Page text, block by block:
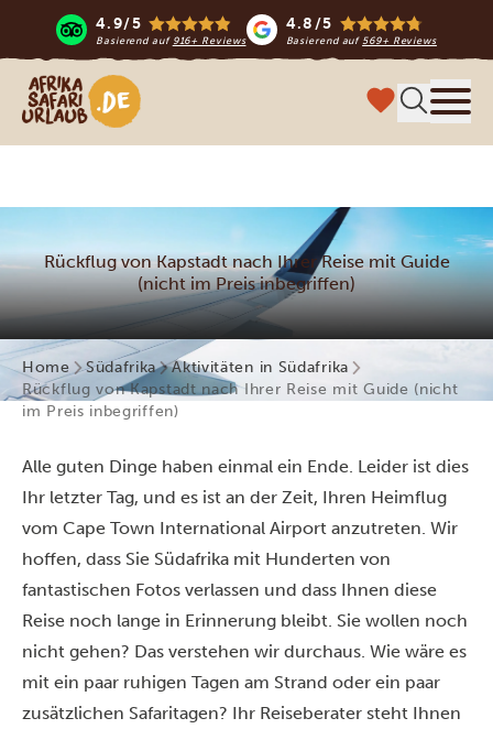
4.9/5
Basierend auf 916+ Reviews
4.8/5
Basierend auf569+ Reviews
Afrika Safari Urlaub
Rückflug von Kapstadt nach Ihrer Reise mit Guide
(nicht im Preis inbegriffen)
Home Südafrika
Aktivitäten in Südafrika
Rückflug von Kapstadt nach Ihrer Reise mit Guide (nicht
im Preis inbegriffen)
Alle guten Dinge haben einmal ein Ende. Leider ist dies
Ihr letzter Tag, und es ist an der Zeit, Ihren Heimflug
vom Cape Town International Airport anzutreten. Wir
hoffen, dass Sie Südafrika mit Hunderten von
fantastischen Fotos verlassen und dass Ihnen diese
Reise noch lange in Erinnerung bleibt. Sie wollen noch
nicht gehen? Das verstehen wir durchaus. Wie wäre es
mit ein paar ruhigen Tagen am Strand oder ein paar
zusätzlichen Safaritagen? Ihr Reiseberater steht Ihnen